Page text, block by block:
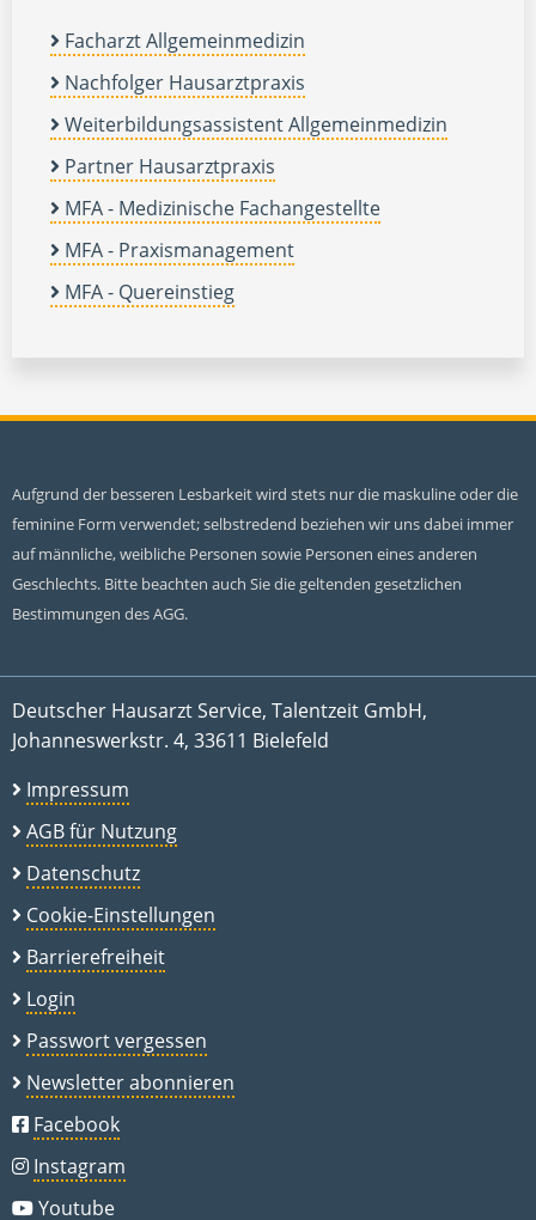
Facharzt Allgemeinmedizin
Nachfolger Hausarztpraxis
Weiterbildungsassistent Allgemeinmedizin
Partner Hausarztpraxis
MFA - Medizinische Fachangestellte
MFA - Praxismanagement
MFA - Quereinstieg
Aufgrund der besseren Lesbarkeit wird stets nur die maskuline oder die
feminine Form verwendet; selbstredend beziehen wir uns dabei immer
auf männliche, weibliche Personen sowie Personen eines anderen
Geschlechts. Bitte beachten auch Sie die geltenden gesetzlichen
Bestimmungen des AGG.
Deutscher Hausarzt Service, Talentzeit GmbH,
Johanneswerkstr. 4, 33611 Bielefeld
Impressum
AGB für Nutzung
Datenschutz
Cookie-Einstellungen
Barrierefreiheit
Login
Passwort vergessen
Newsletter abonnieren
Facebook
Instagram
Youtube